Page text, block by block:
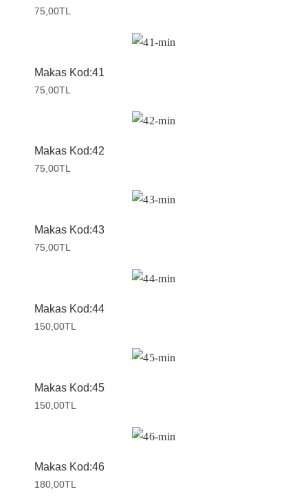
75,00TL
Makas Kod:41
75,00TL
Makas Kod:42
75,00TL
Makas Kod:43
75,00TL
Makas Kod:44
150,00TL
Makas Kod:45
150,00TL
Makas Kod:46
180,00TL